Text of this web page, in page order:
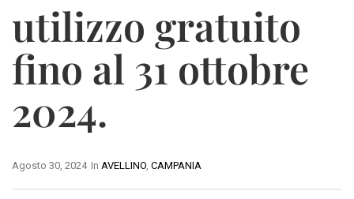
utilizzo gratuito
fino al 31 ottobre
2024.
In AVELLINO, CAMPANIA
Agosto 30, 2024